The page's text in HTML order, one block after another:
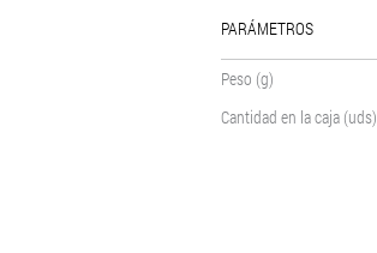
PARÁMETROS
Peso (g)
Cantidad en la caja (uds)